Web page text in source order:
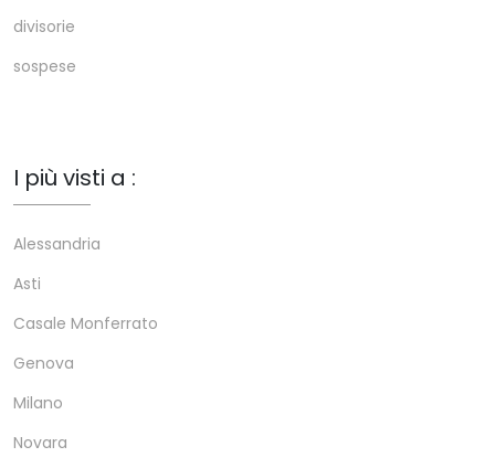
divisorie
sospese
I più visti a :
Alessandria
Asti
Casale Monferrato
Genova
Milano
Novara